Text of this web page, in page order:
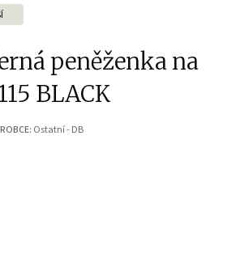
peněženka na
BLACK
Ostatní - DB